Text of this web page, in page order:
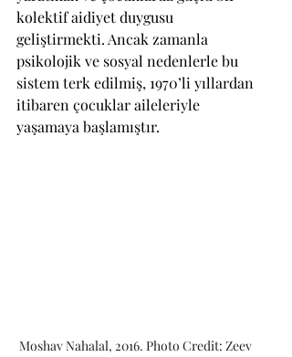
kolektif aidiyet duygusu
geliştirmekti. Ancak zamanla
psikolojik ve sosyal nedenlerle bu
sistem terk edilmiş, 1970’li yıllardan
itibaren çocuklar aileleriyle
yaşamaya başlamıştır.
Moshav Nahalal, 2016. Photo Credit: Zeev